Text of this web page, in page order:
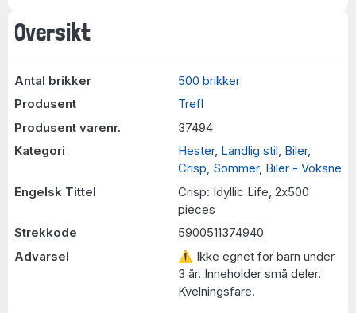
Oversikt
Antal brikker
500 brikker
Produsent
Trefl
Produsent varenr.
37494
Kategori
Hester, Landlig stil, Biler,
Crisp, Sommer, Biler - Voksne
Engelsk Tittel
Crisp: Idyllic Life, 2x500
pieces
Strekkode
5900511374940
Advarsel
⚠ Ikke egnet for barn under
3 år. Inneholder små deler.
Kvelningsfare.